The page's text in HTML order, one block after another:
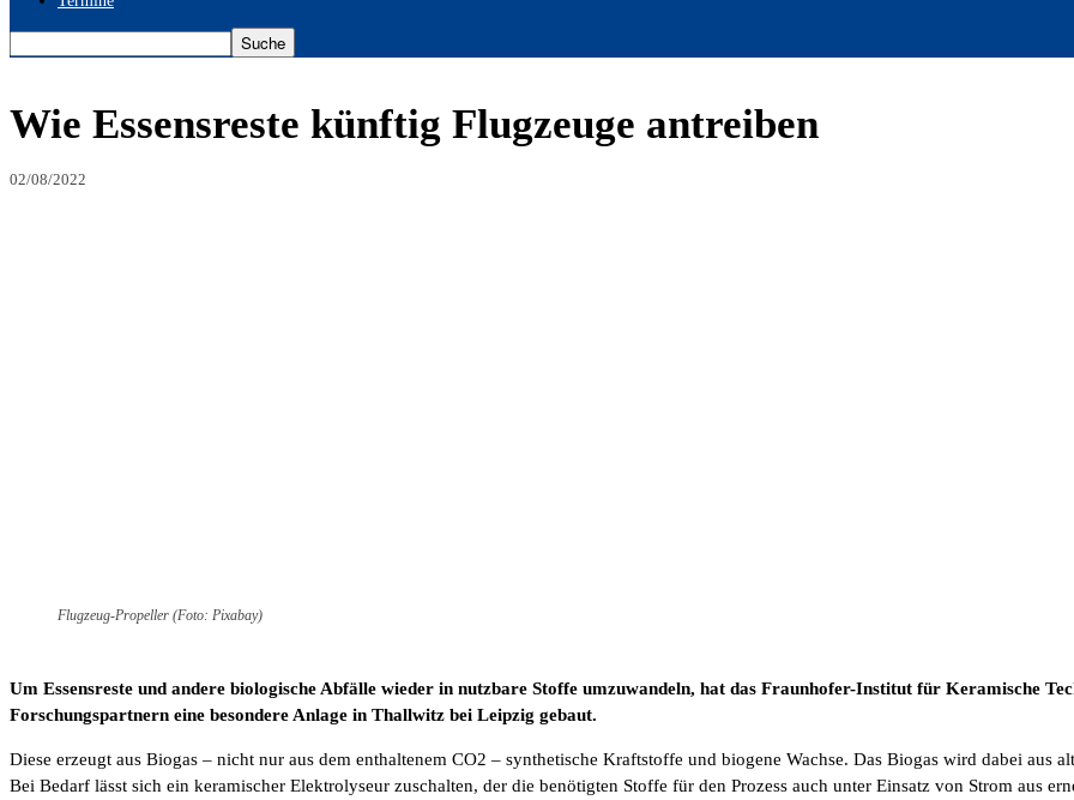
Wie Essensreste künftig Flugzeuge antreiben
02/08/2022
Flugzeug-Propeller (Foto: Pixabay)
Um Essensreste und andere biologische Abfälle wieder in nutzbare Stoffe umzuwandeln, hat das Fraunhofer-Institut für Keramische
Forschungspartnern eine besondere Anlage in Thallwitz bei Leipzig gebaut.
Diese erzeugt aus Biogas – nicht nur aus dem enthaltenem CO2 – synthetische Kraftstoffe und biogene Wachse. Das Biogas wird dabei aus
Bei Bedarf lässt sich ein keramischer Elektrolyseur zuschalten, der die benötigten Stoffe für den Prozess auch unter Einsatz von Strom aus